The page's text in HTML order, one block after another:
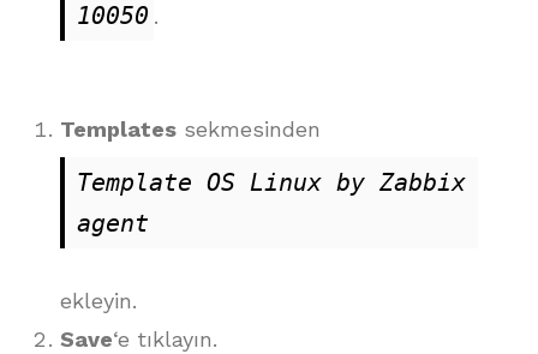
10050 .
Templates sekmesinden
Template OS Linux by Zabbix
agent
ekleyin.
Save‘e tıklayın.